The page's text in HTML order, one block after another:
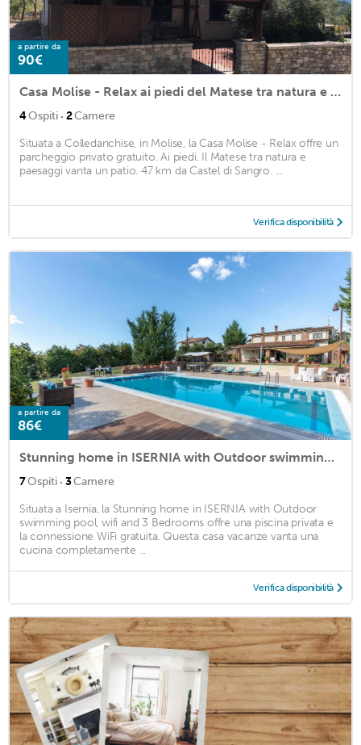
a partire da
90€
Casa Molise - Relax ai piedi del Matese tra natura e paesaggi
4Ospiti · 2Camere
Situata a Colledanchise, in Molise, la Casa Molise - Relax offre un
parcheggio privato gratuito. Ai piedi. Il Matese tra natura e
paesaggi vanta un patio. 47 km da Castel di Sangro. ...
Verifica disponibilità
a partire da
86€
Stunning home in ISERNIA with Outdoor swimming pool, WiFi and 3 Bedrooms
7Ospiti · 3Camere
Situata a Isernia, la Stunning home in ISERNIA with Outdoor
swimming pool, wifi and 3 Bedrooms offre una piscina privata e
la connessione WiFi gratuita. Questa casa vacanze vanta una
cucina completamente ...
Verifica disponibilità